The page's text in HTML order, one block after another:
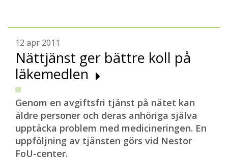
12 apr 2011
Nättjänst ger bättre koll på
läkemedlen
Genom en avgiftsfri tjänst på nätet kan
äldre personer och deras anhöriga själva
upptäcka problem med medicineringen. En
uppföljning av tjänsten görs vid Nestor
FoU-center.